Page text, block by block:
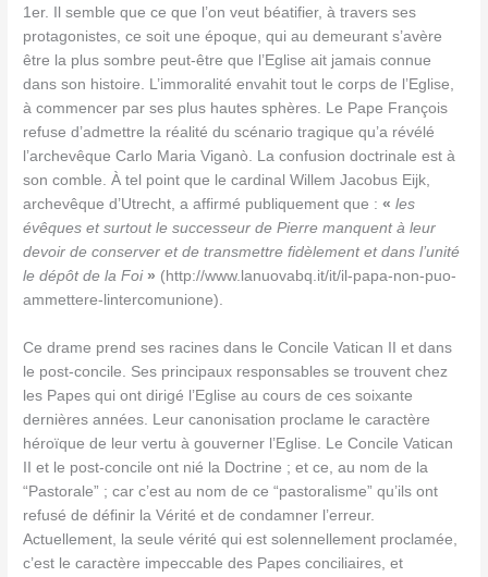
1er. Il semble que ce que l’on veut béatifier, à travers ses
protagonistes, ce soit une époque, qui au demeurant s’avère
être la plus sombre peut-être que l’Eglise ait jamais connue
dans son histoire. L’immoralité envahit tout le corps de l’Eglise,
à commencer par ses plus hautes sphères. Le Pape François
refuse d’admettre la réalité du scénario tragique qu’a révélé
l’archevêque Carlo Maria Viganò. La confusion doctrinale est à
son comble. À tel point que le cardinal Willem Jacobus Eijk,
archevêque d’Utrecht, a affirmé publiquement que :« les
évêques et surtout le successeur de Pierre manquent à leur
devoir de conserver et de transmettre fidèlement et dans l’unité
le dépôt de la Foi » (http://www.lanuovabq.it/it/il-papa-non-puo-
ammettere-lintercomunione).
Ce drame prend ses racines dans le Concile Vatican II et dans
le post-concile. Ses principaux responsables se trouvent chez
les Papes qui ont dirigé l’Eglise au cours de ces soixante
dernières années. Leur canonisation proclame le caractère
héroïque de leur vertu à gouverner l’Eglise. Le Concile Vatican
II et le post-concile ont nié la Doctrine ; et ce, au nom de la
“Pastorale” ; car c’est au nom de ce “pastoralisme” qu’ils ont
refusé de définir la Vérité et de condamner l’erreur.
Actuellement, la seule vérité qui est solennellement proclamée,
c’est le caractère impeccable des Papes conciliaires, et